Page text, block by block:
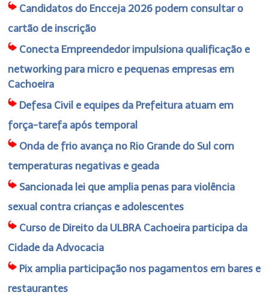
Candidatos do Encceja 2026 podem consultar o
cartão de inscrição
Conecta Empreendedor impulsiona qualificação e
networking para micro e pequenas empresas em
Cachoeira
Defesa Civil e equipes da Prefeitura atuam em
força-tarefa após temporal
Onda de frio avança no Rio Grande do Sul com
temperaturas negativas e geada
Sancionada lei que amplia penas para violência
sexual contra crianças e adolescentes
Curso de Direito da ULBRA Cachoeira participa da
Cidade da Advocacia
Pix amplia participação nos pagamentos em bares e
restaurantes